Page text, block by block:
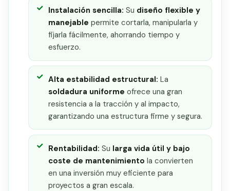
Instalación sencilla: Su diseño flexible y
manejable permite cortarla, manipularla y
fijarla fácilmente, ahorrando tiempo y
esfuerzo.
Alta estabilidad estructural: La
soldadura uniforme ofrece una gran
resistencia a la tracción y al impacto,
garantizando una estructura firme y segura.
Rentabilidad: Su larga vida útil y bajo
coste de mantenimiento la convierten
en una inversión muy eficiente para
proyectos a gran escala.